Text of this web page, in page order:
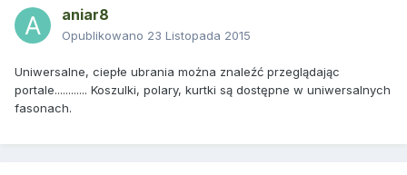
aniar8
Opublikowano 23 Listopada 2015
Uniwersalne, ciepłe ubrania można znaleźć przeglądając
portale............ Koszulki, polary, kurtki są dostępne w uniwersalnych
fasonach.